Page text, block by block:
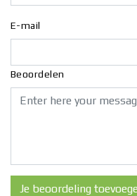
E-mail
Beoordelen
Je beoordeling